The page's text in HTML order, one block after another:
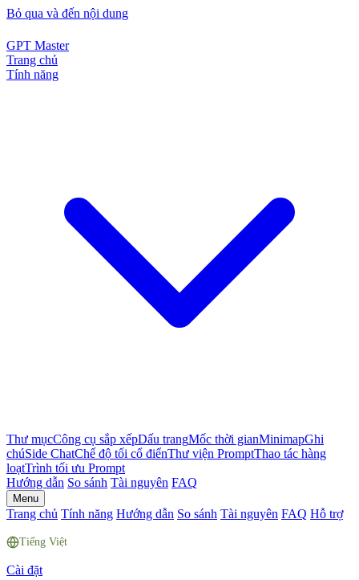
Bỏ qua và đến nội dung
GPT Master
Trang chủ
Tính năng
Thư mụcCông cụ sắp xếpDấu trangMốc thời gianMinimapGhi
chúSide ChatChế độ tối cổ điểnThư viện PromptThao tác hàng
loạtTrình tối ưu Prompt
Hướng dẫn So sánh Tài nguyên FAQ
Menu
Trang chủ Tính năng Hướng dẫn So sánh Tài nguyên FAQ Hỗ trợ
Tiếng Việt
Cài đặt